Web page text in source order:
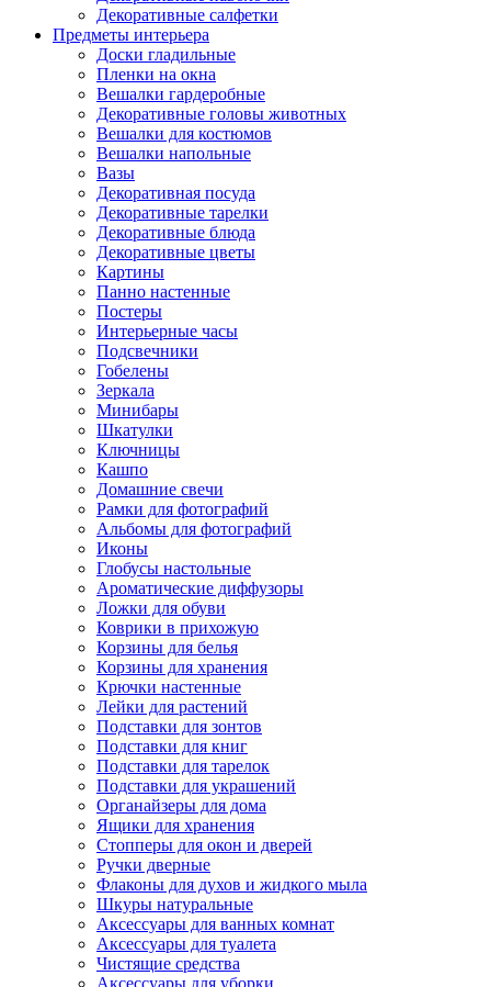
Декоративные салфетки
Предметы интерьера
Доски гладильные
Пленки на окна
Вешалки гардеробные
Декоративные головы животных
Вешалки для костюмов
Вешалки напольные
Вазы
Декоративная посуда
Декоративные тарелки
Декоративные блюда
Декоративные цветы
Картины
Панно настенные
Постеры
Интерьерные часы
Подсвечники
Гобелены
Зеркала
Минибары
Шкатулки
Ключницы
Кашпо
Домашние свечи
Рамки для фотографий
Альбомы для фотографий
Иконы
Глобусы настольные
Ароматические диффузоры
Ложки для обуви
Коврики в прихожую
Корзины для белья
Корзины для хранения
Крючки настенные
Лейки для растений
Подставки для зонтов
Подставки для книг
Подставки для тарелок
Подставки для украшений
Органайзеры для дома
Ящики для хранения
Стопперы для окон и дверей
Ручки дверные
Флаконы для духов и жидкого мыла
Шкуры натуральные
Аксессуары для ванных комнат
Аксессуары для туалета
Чистящие средства
Аксессуары для уборки